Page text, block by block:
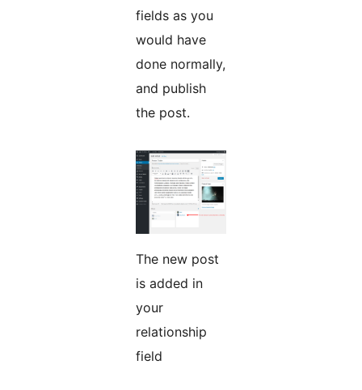
fields as you
would have
done normally,
and publish
the post.
The new post
is added in
your
relationship
field